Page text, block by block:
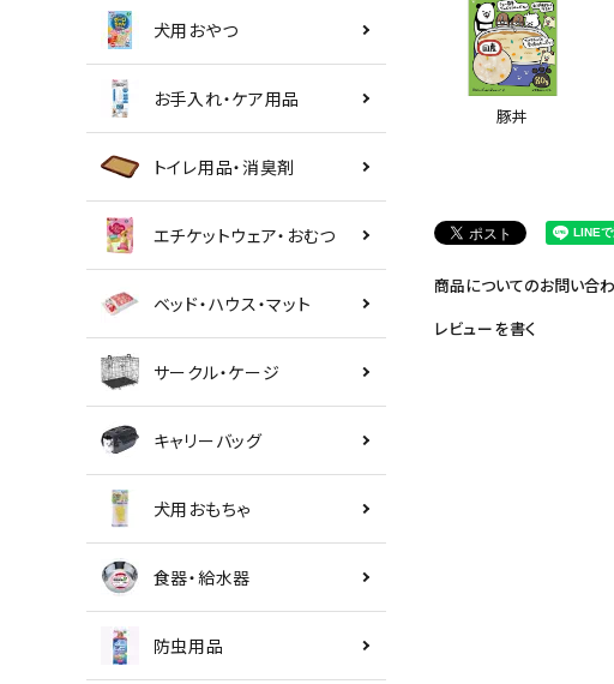
犬用おやつ
お手入れ・ケア用品
トイレ用品・消臭剤
エチケットウェア・おむつ
ベッド・ハウス・マット
サークル・ケージ
キャリーバッグ
犬用おもちゃ
食器・給水器
防虫用品
豚丼
商品についてのお問い合
レビューを書く